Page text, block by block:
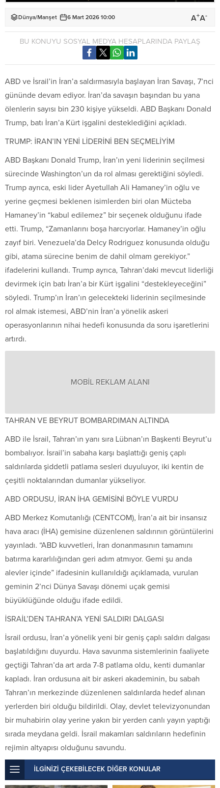
Dünya/Manşet 6 Mart 2026 10:00 A+A-
BU KONUYU SOSYAL MEDYA HESAPLARINDA PAYLAŞ
ABD ve İsrail’in İran’a saldırmasıyla başlayan İran Savaşı, 7’nci
gününde devam ediyor. İran’da savaşın başından bu yana
ölenlerin sayısı bin 230 kişiye yükseldi. ABD Başkanı Donald
Trump, batı İran’a Kürt işgalini desteklediğini açıkladı.
TRUMP: İRAN’IN YENİ LİDERİNİ BEN SEÇMELİYİM
ABD Başkanı Donald Trump, İran’ın yeni liderinin seçilmesi
sürecinde Washington’un da rol alması gerektiğini söyledi.
Trump ayrıca, eski lider Ayetullah Ali Hamaney’in oğlu ve
yerine geçmesi beklenen isimlerden biri olan Mücteba
Hamaney’in “kabul edilemez” bir seçenek olduğunu ifade
etti. Trump, “Zamanlarını boşa harcıyorlar. Hamaney’in oğlu
zayıf biri. Venezuela’da Delcy Rodriguez konusunda olduğu
gibi, atama sürecine benim de dahil olmam gerekiyor.”
ifadelerini kullandı. Trump ayrıca, Tahran’daki mevcut liderliği
devirmek için batı İran’a bir Kürt işgalini “destekleyeceğini”
söyledi. Trump’ın İran’ın gelecekteki liderinin seçilmesinde
rol almak istemesi, ABD’nin İran’a yönelik askeri
operasyonlarının nihai hedefi konusunda da soru işaretlerini
artırdı.
MOBİL REKLAM ALANI
TAHRAN VE BEYRUT BOMBARDIMAN ALTINDA
ABD ile İsrail, Tahran’ın yanı sıra Lübnan’ın Başkenti Beyrut’u
bombalıyor. İsrail’in sabaha karşı başlattığı geniş çaplı
saldırılarda şiddetli patlama sesleri duyuluyor, iki kentin de
çeşitli noktalarından dumanlar yükseliyor.
ABD ORDUSU, İRAN İHA GEMİSİNİ BÖYLE VURDU
ABD Merkez Komutanlığı (CENTCOM), İran’a ait bir insansız
hava aracı (İHA) gemisine düzenlenen saldırının görüntülerini
yayınladı. “ABD kuvvetleri, İran donanmasının tamamını
batırma kararlılığından geri adım atmıyor. Gemi şu anda
alevler içinde” ifadesinin kullanıldığı açıklamada, vurulan
geminin 2’nci Dünya Savaşı dönemi uçak gemisi
büyüklüğünde olduğu ifade edildi.
İSRAİL’DEN TAHRAN’A YENİ SALDIRI DALGASI
İsrail ordusu, İran’a yönelik yeni bir geniş çaplı saldırı dalgası
başlatıldığını duyurdu. Hava savunma sistemlerinin faaliyete
geçtiği Tahran’da art arda 7-8 patlama oldu, kenti dumanlar
kapladı. İran ordusuna ait bir askeri akademinin, bu sabah
Tahran’ın merkezinde düzenlenen saldırılarda hedef alınan
yerlerden biri olduğu bildirildi. Olay, devlet televizyonundan
bir muhabirin olay yerine yakın bir yerden canlı yayın yaptığı
sırada meydana geldi. İsrail makamları saldırıların hedefinin
rejimin altyapısı olduğunu savundu.
İLGİNİZİ ÇEKEBİLECEK DİĞER KONULAR